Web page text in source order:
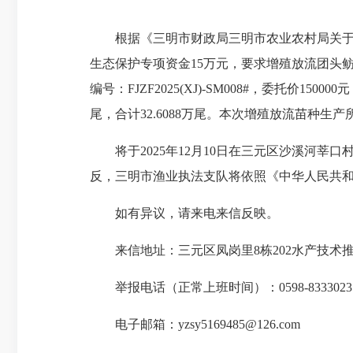
根据《三明市财政局三明市农业农村局关
生态保护专项资金15万元，要求增殖放流团头
编号：FJZF2025(XJ)-SM008#，委托价150000
尾，合计32.6088万尾。本次增殖放流苗种生
将于2025年12月10日在三元区沙溪河莘
反，三明市渔业执法支队将依照《中华人民共
如有异议，请来电来信反映。
来信地址：三元区凤岗里8栋202水产技术
举报电话（正常上班时间）：0598-
电子邮箱：yzsy5169485@126.com